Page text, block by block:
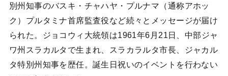
別州知事のバスキ・チャハヤ・プルナマ（通称アホッ
ク）プルタミナ首席監査役など続々とメッセージが届け
られた。ジョコウィ大統領は1961年6月21日、中部ジャ
ワ州スラカルタで生まれ、スラカラルタ市長、ジャカル
タ特別州知事を歴任。誕生日祝いのイベントを行わない